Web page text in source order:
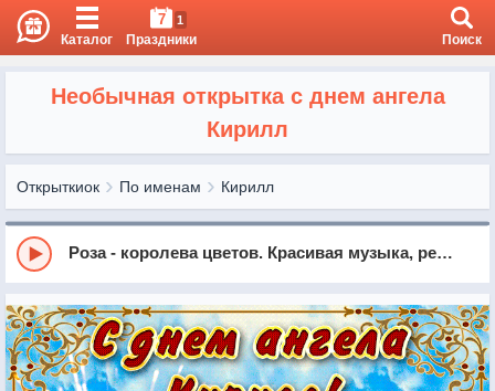
Каталог
7 1
Праздники Поиск
Необычная открытка с днем ангела
Кирилл
Открыткиок По именам Кирилл
Роза - королева цветов. Красивая музыка, релакс, саксофон